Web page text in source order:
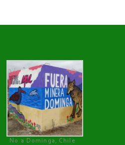
No a Dominga, Chile